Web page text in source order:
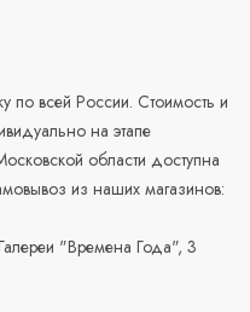
по всей России. Стоимость и
на этапе
области доступна
из наших магазинов:
"Времена Года", 3